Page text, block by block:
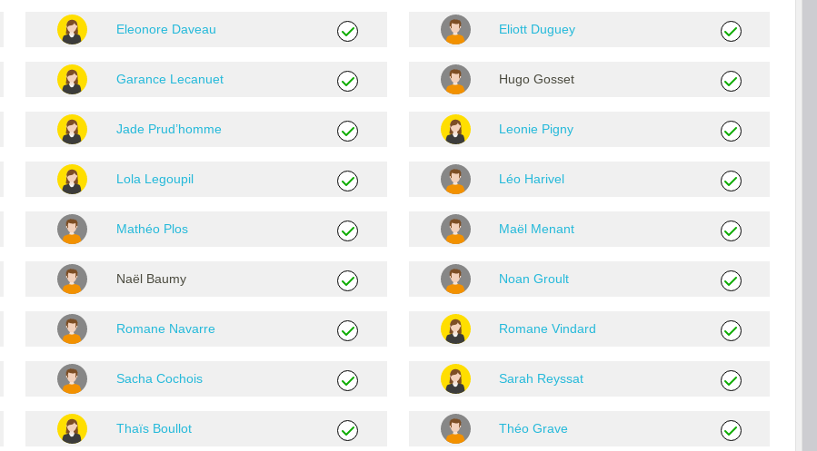
Eleonore Daveau Eliott Duguey
Garance Lecanuet Hugo Gosset
Jade Prud’homme Leonie Pigny
Lola Legoupil Léo Harivel
Mathéo Plos Maël Menant
Naël Baumy Noan Groult
Romane Navarre Romane Vindard
Sacha Cochois Sarah Reyssat
Thaïs Boullot Théo Grave